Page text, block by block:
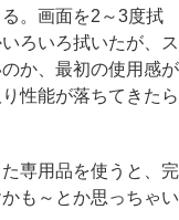
。画面を2～3度拭
ろいろ拭いたが、ス
か、最初の使用感が
性能が落ちてきたら
専用品を使うと、完
も～とか思っちゃい